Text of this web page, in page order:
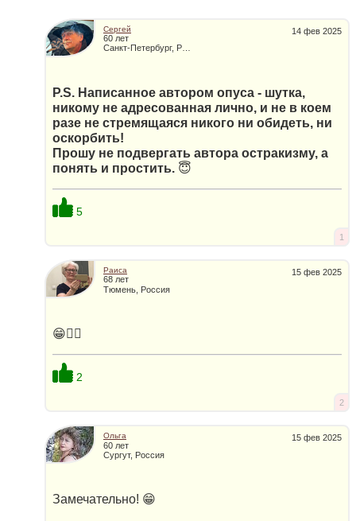
14 фев 2025
Сергей
60 лет
Санкт-Петербург, Россия
P.S. Написанное автором опуса - шутка,
никому не адресованная лично, и не в коем
разе не стремящаяся никого ни обидеть, ни
оскорбить!
Прошу не подвергать автора остракизму, а
понять и простить. 😇
5
1
15 фев 2025
Раиса
68 лет
Тюмень, Россия
😁👍🏻
2
2
15 фев 2025
Ольга
60 лет
Сургут, Россия
Замечательно! 😁